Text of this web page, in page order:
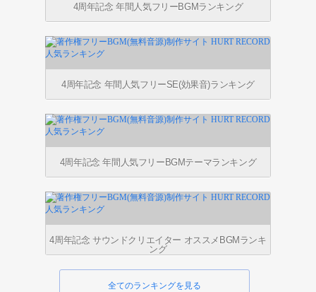
4周年記念 年間人気フリーBGMランキング
4周年記念 年間人気フリーSE(効果音)ランキング
4周年記念 年間人気フリーBGMテーマランキング
4周年記念 サウンドクリエイター オススメBGMランキ
ング
全てのランキングを見る